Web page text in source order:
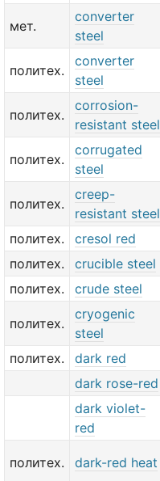
мет.
converter
steel
политех.
converter
steel
политех.
corrosion-
resistant steel
политех.
corrugated
steel
политех.
creep-
resistant steel
политех.
cresol red
политех.
crucible steel
политех.
crude steel
политех.
cryogenic
steel
политех.
dark red
dark rose-red
dark violet-
red
политех. dark-red heat